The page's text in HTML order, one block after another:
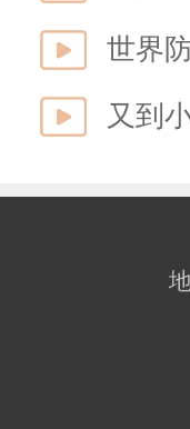
世界
又到